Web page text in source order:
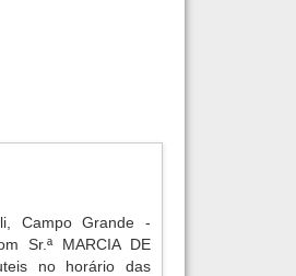
Campo Grande -
Sr.ª MARCIA DE
no horário das